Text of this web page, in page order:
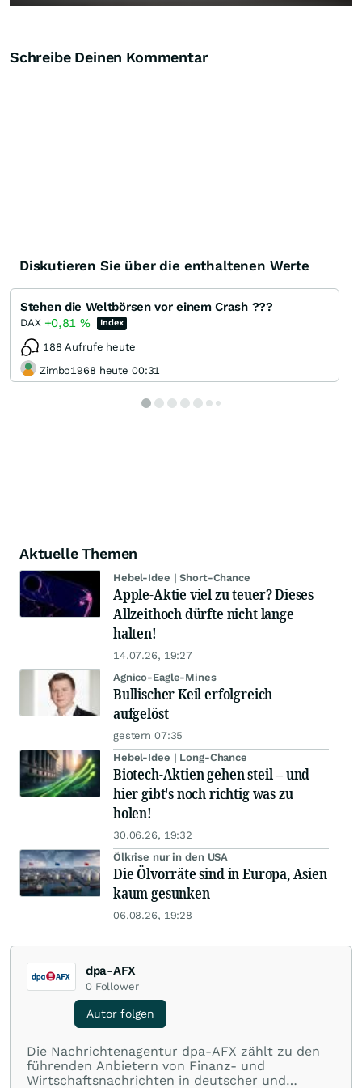
Schreibe Deinen Kommentar
Diskutieren Sie über die enthaltenen Werte
Stehen die Weltbörsen vor einem Crash ???
DAX +0,81 % Index
188 Aufrufe heute
Zimbo1968 heute 00:31
Aktuelle Themen
Hebel-Idee | Short-Chance
Apple-Aktie viel zu teuer? Dieses
Allzeithoch dürfte nicht lange
halten!
14.07.26, 19:27
Agnico-Eagle-Mines
Bullischer Keil erfolgreich
aufgelöst
gestern 07:35
Hebel-Idee | Long-Chance
Biotech-Aktien gehen steil – und
hier gibt's noch richtig was zu
holen!
30.06.26, 19:32
Ölkrise nur in den USA
Die Ölvorräte sind in Europa, Asien
kaum gesunken
06.08.26, 19:28
dpa-AFX
0 Follower
Autor folgen
Die Nachrichtenagentur dpa-AFX zählt zu den
führenden Anbietern von Finanz- und
Wirtschaftsnachrichten in deutscher und